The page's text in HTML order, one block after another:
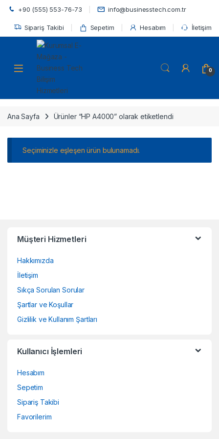
Skip to navigation
Skip to content
+90 (555) 553-76-73 info@businesstech.com.tr
Sipariş Takibi Sepetim Hesabım İletişim
Open 0
Ana Sayfa Ürünler “HP A4000” olarak etiketlendi
Seçiminizle eşleşen ürün bulunamadı.
Müşteri Hizmetleri
Hakkımızda
İletişim
Sıkça Sorulan Sorular
Şartlar ve Koşullar
Gizlilik ve Kullanım Şartları
Kullanıcı İşlemleri
Hesabım
Sepetim
Sipariş Takibi
Favorilerim